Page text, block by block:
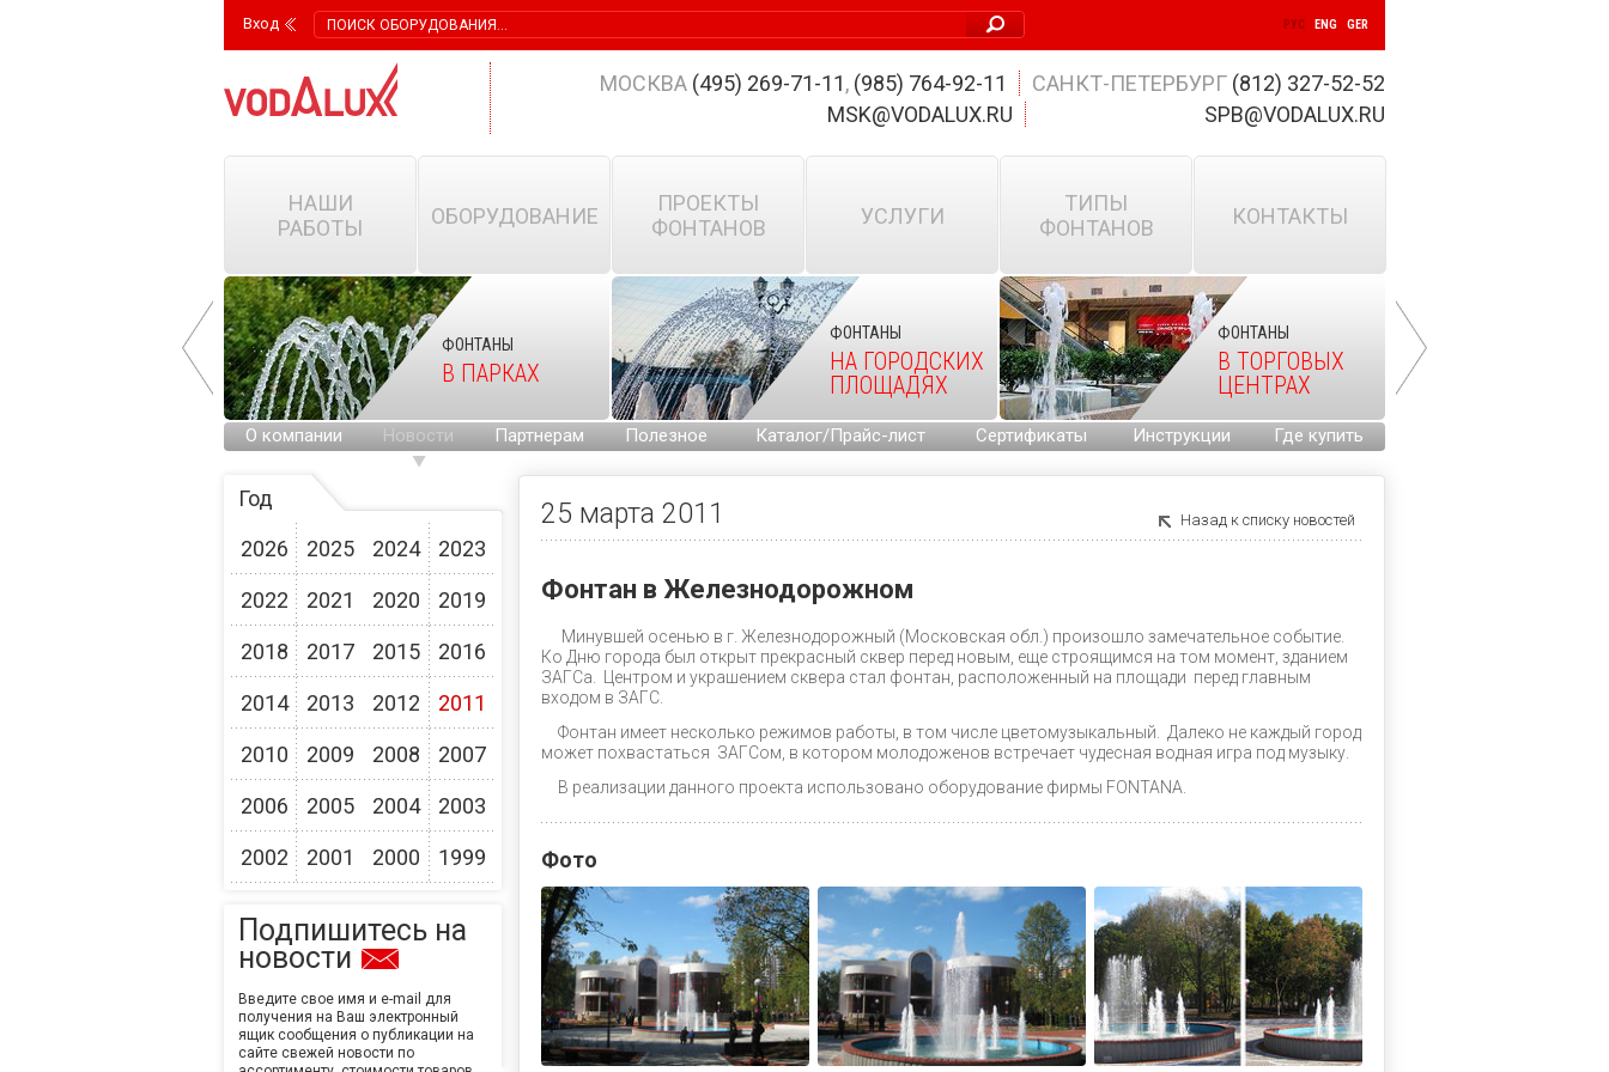
Вход РУС ENG GER
МОСКВА (495) 269-71-11, (985) 764-92-11 САНКТ-ПЕТЕРБУРГ (812) 327-52-52
MSK@VODALUX.RU
SPB@VODALUX.RU
НАШИ
РАБОТЫ
ОБОРУДОВАНИЕ
ПРОЕКТЫ
ФОНТАНОВ
УСЛУГИ
ТИПЫ
ФОНТАНОВ
КОНТАКТЫ
НА ГОРОДСКИХ
ФОНТАНЫ
В ПАРКАХ
ФОНТАНЫ
НА ГОРОДСКИХ
ПЛОЩАДЯХ
ФОНТАНЫ
В ТОРГОВЫХ
ЦЕНТРАХ
О компании Новости Партнерам Полезное Каталог/Прайс-лист Сертификаты Инструкции Где купить
Год
2026
2025 2024 2023
2022 2021 2020 2019
2018 2017 2015 2016
2014 2013 2012 2011
2010 2009 2008 2007
2006 2005 2004 2003
2002 2001 2000 1999
Подпишитесь на
новости
Введите свое имя и e-mail для
получения на Ваш электронный
ящик сообщения о публикации на
сайте свежей новости по
25 марта 2011 Назад к списку новостей
Фонтан в Железнодорожном
Минувшей осенью в г. Железнодорожный (Московская обл.) произошло замечательное событие.
Ко Дню города был открыт прекрасный сквер перед новым, еще строящимся на том момент, зданием
ЗАГСа. Центром и украшением сквера стал фонтан, расположенный на площади перед главным
входом в ЗАГС.
Фонтан имеет несколько режимов работы, в том числе цветомузыкальный. Далеко не каждый город
может похвастаться ЗАГСом, в котором молодоженов встречает чудесная водная игра под музыку.
В реализации данного проекта использовано оборудование фирмы FONTANA.
Фото